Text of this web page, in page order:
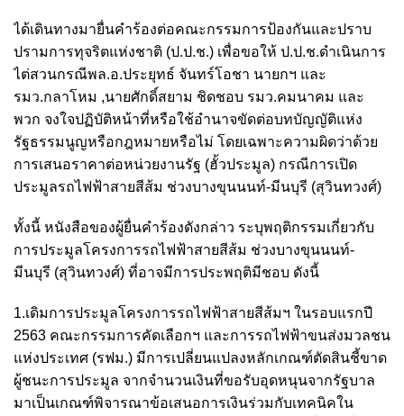
ได้เดินทางมายื่นคำร้องต่อคณะกรรมการป้องกันและปราบ
ปรามการทุจริตแห่งชาติ (ป.ป.ช.) เพื่อขอให้ ป.ป.ช.ดำเนินการ
ไต่สวนกรณีพล.อ.ประยุทธ์ จันทร์โอชา นายกฯ และ
รมว.กลาโหม ,นายศักดิ์สยาม ชิดชอบ รมว.คมนาคม และ
พวก จงใจปฏิบัติหน้าที่หรือใช้อำนาจขัดต่อบทบัญญัติแห่ง
รัฐธรรมนูญหรือกฎหมายหรือไม่ โดยเฉพาะความผิดว่าด้วย
การเสนอราคาต่อหน่วยงานรัฐ (ฮั้วประมูล) กรณีการเปิด
ประมูลรถไฟฟ้าสายสีส้ม ช่วงบางขุนนนท์-มีนบุรี (สุวินทวงศ์)
ทั้งนี้ หนังสือของผู้ยื่นคำร้องดังกล่าว ระบุพฤติกรรมเกี่ยวกับ
การประมูลโครงการรถไฟฟ้าสายสีส้ม ช่วงบางขุนนนท์-
มีนบุรี (สุวินทวงศ์) ที่อาจมีการประพฤติมีชอบ ดังนี้
1.เดิมการประมูลโครงการรถไฟฟ้าสายสีส้มฯ ในรอบแรกปี
2563 คณะกรรมการคัดเลือกฯ และการรถไฟฟ้าขนส่งมวลชน
แห่งประเทศ (รฟม.) มีการเปลี่ยนแปลงหลักเกณฑ์ตัดสินชี้ขาด
ผู้ชนะการประมูล จากจำนวนเงินที่ขอรับอุดหนุนจากรัฐบาล
มาเป็นเกณฑ์พิจารณาข้อเสนอการเงินร่วมกับเทคนิคใน